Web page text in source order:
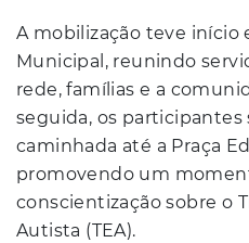
A mobilização teve início
Municipal, reunindo
rede, famílias e a
seguida, os participantes
caminhada até a Praça
promovendo um
conscientização sobre o
Autista (TEA).